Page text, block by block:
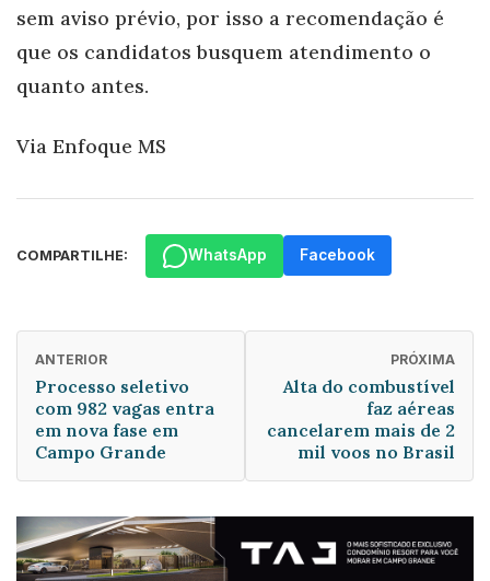
sem aviso prévio, por isso a recomendação é
que os candidatos busquem atendimento o
quanto antes.
Via Enfoque MS
COMPARTILHE: WhatsApp Facebook
ANTERIOR
Processo seletivo
com 982 vagas entra
em nova fase em
Campo Grande
PRÓXIMA
Alta do combustível
faz aéreas
cancelarem mais de 2
mil voos no Brasil